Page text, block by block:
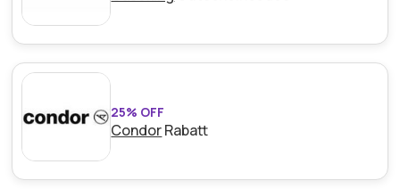
25% OFF
CondorRabatt